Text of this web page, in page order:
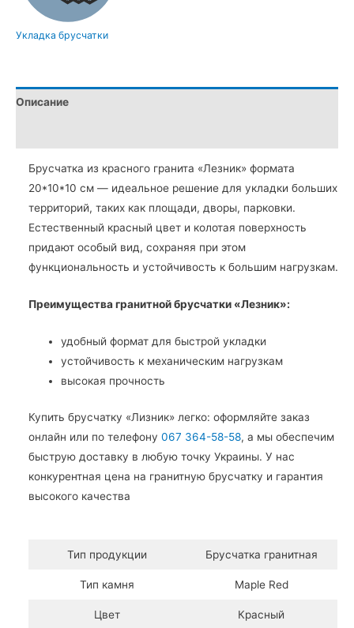
гранита
Укладка брусчатки
Описание
Брусчатка из красного гранита «Лезник» формата
20*10*10 см — идеальное решение для укладки больших
территорий, таких как площади, дворы, парковки.
Естественный красный цвет и колотая поверхность
придают особый вид, сохраняя при этом
функциональность и устойчивость к большим нагрузкам.
Преимущества гранитной брусчатки «Лезник»:
удобный формат для быстрой укладки
устойчивость к механическим нагрузкам
высокая прочность
Купить брусчатку «Лизник» легко: оформляйте заказ
онлайн или по телефону 067 364-58-58, а мы обеспечим
быструю доставку в любую точку Украины. У нас
конкурентная цена на гранитную брусчатку и гарантия
высокого качества
Тип продукции Брусчатка гранитная
Тип камня Maple Red
Цвет Красный